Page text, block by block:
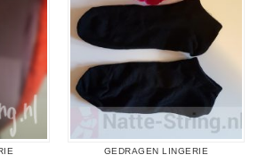
GEDRAGEN LINGERIE